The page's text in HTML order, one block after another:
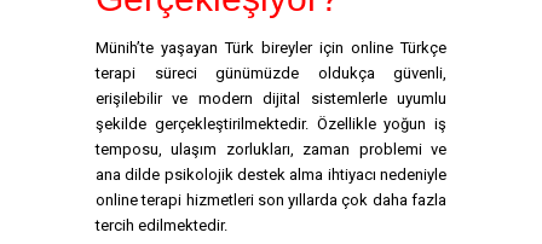
Münih’te yaşayan Türk bireyler için online Türkçe
terapi süreci günümüzde oldukça güvenli,
erişilebilir ve modern dijital sistemlerle uyumlu
şekilde gerçekleştirilmektedir. Özellikle yoğun iş
temposu, ulaşım zorlukları, zaman problemi ve
ana dilde psikolojik destek alma ihtiyacı nedeniyle
online terapi hizmetleri son yıllarda çok daha fazla
tercih edilmektedir.